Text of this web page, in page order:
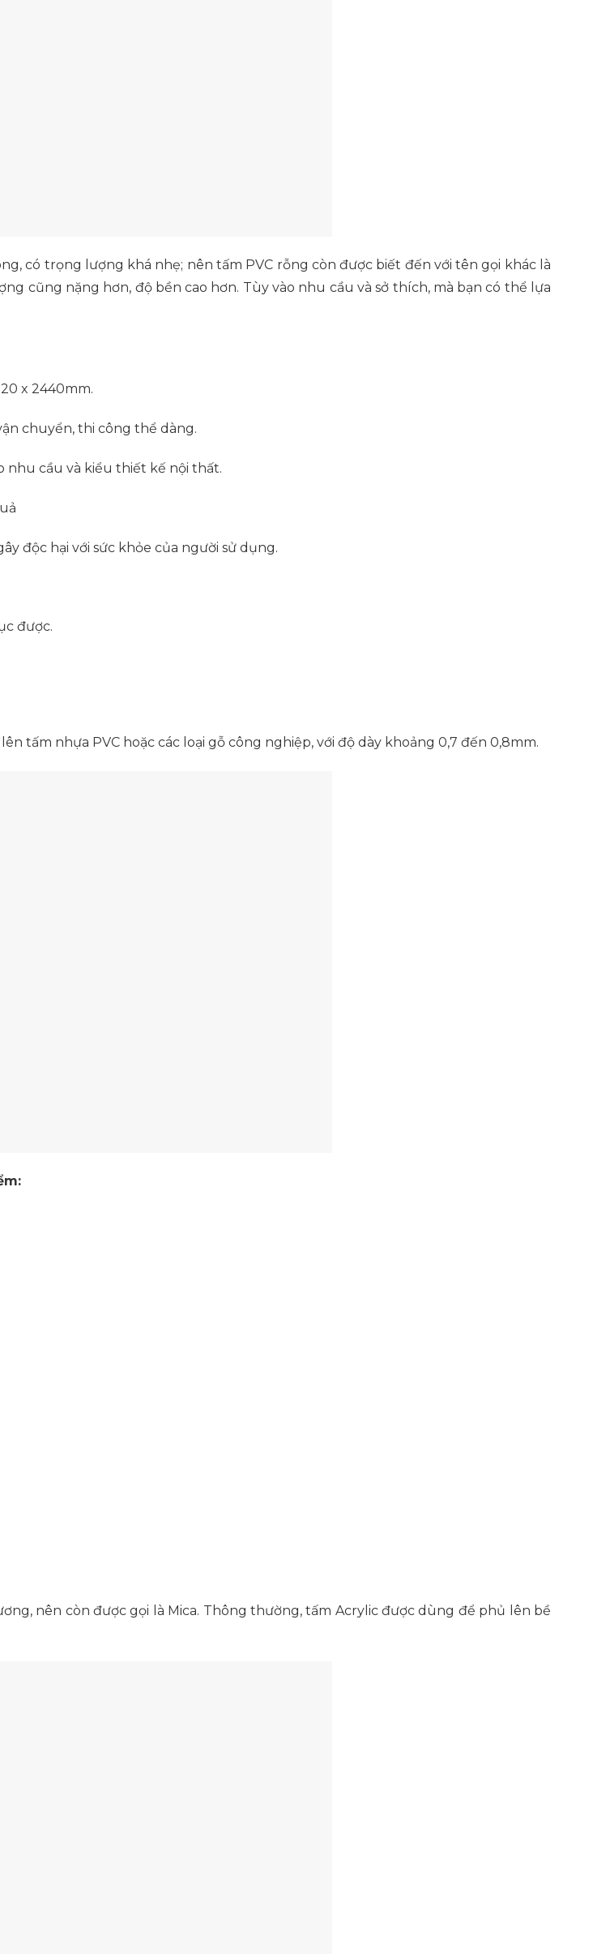
có trọng lượng khá nhẹ; nên tấm PVC rỗng còn được biết đến với tên gọi khác là
cũng nặng hơn, độ bền cao hơn. Tùy vào nhu cầu và sở thích, mà bạn có thể lựa
x 2440mm.
chuyển, thi công thể dàng.
nhu cầu và kiểu thiết kế nội thất.
độc hại với sức khỏe của người sử dụng.
được.
tấm nhựa PVC hoặc các loại gỗ công nghiệp, với độ dày khoảng 0,7 đến 0,8mm.
nên còn được gọi là Mica. Thông thường, tấm Acrylic được dùng để phủ lên bề